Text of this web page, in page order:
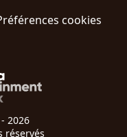
cookies
2026
réservés